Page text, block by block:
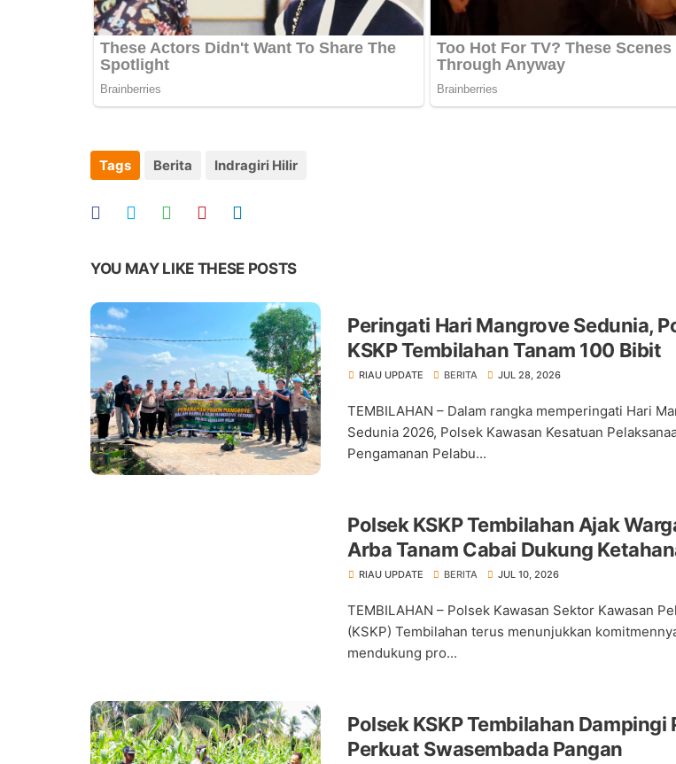
Tags Berita Indragiri Hilir
YOU MAY LIKE THESE POSTS
Peringati Hari Mangrove Sedunia,
KSKP Tembilahan Tanam 100 Bibit
RIAU UPDATE BERITA JUL 28, 2026
TEMBILAHAN – Dalam rangka memperingati Hari
Sedunia 2026, Polsek Kawasan Kesatuan
Pengamanan Pelabu...
Polsek KSKP Tembilahan Ajak
Arba Tanam Cabai Dukung
Pangan
RIAU UPDATE BERITA JUL 10, 2026
TEMBILAHAN – Polsek Kawasan Sektor Kawasan
(KSKP) Tembilahan terus menunjukkan
mendukung pro...
Polsek KSKP Tembilahan Dampingi
Perkuat Swasembada Pangan